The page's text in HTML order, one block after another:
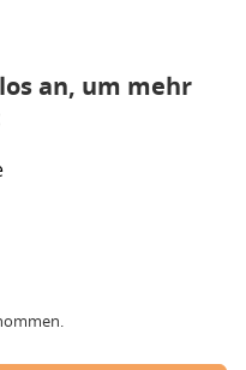
an, um mehr